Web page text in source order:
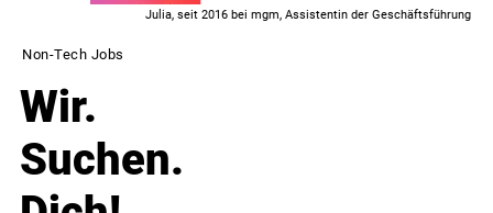
Non-Tech Jobs
Wir.
Suchen.
Julia, seit 2016 bei mgm, Assistentin der Geschäftsführung